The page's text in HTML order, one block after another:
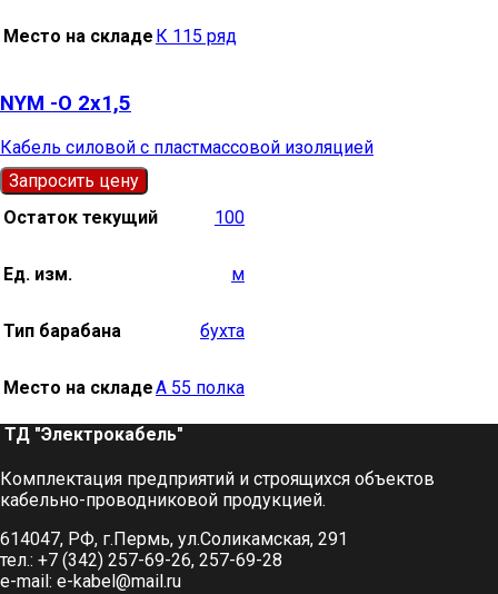
Место на складе К 115 ряд
NYM -О 2х1,5
Кабель силовой с пластмассовой изоляцией
Запросить цену
Остаток текущий
100
Ед. изм. м
Тип барабана бухта
Место на складеА 55 полка
ТД "Электрокабель"​
Комплектация предприятий и строящихся объектов
кабельно-проводниковой продукцией.
614047, РФ, г.Пермь, ул.Соликамская, 291
тел.: +7 (342) 257-69-26, 257-69-28
e-mail: e-kabel@mail.ru